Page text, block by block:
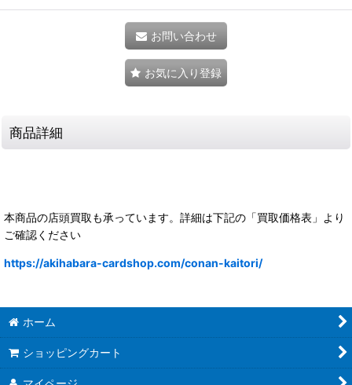
お問い合わせ
お気に入り登録
商品詳細
本商品の店頭買取も承っています。詳細は下記の「買取価格表」より
ご確認ください
https://akihabara-cardshop.com/conan-kaitori/
ホーム
ショッピングカート